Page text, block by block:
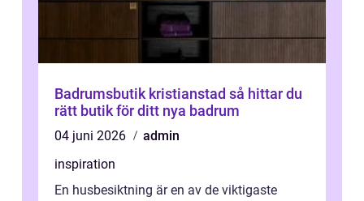
Badrumsbutik kristianstad så hittar du
rätt butik för ditt nya badrum
04 juni 2026
admin
inspiration
En husbesiktning är en av de viktigaste